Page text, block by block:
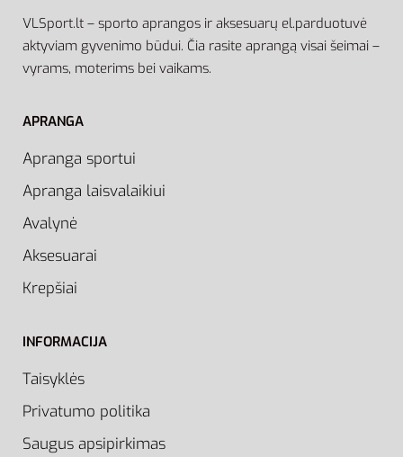
VLSport.lt – sporto aprangos ir aksesuarų el.parduotuvė
aktyviam gyvenimo būdui. Čia rasite aprangą visai šeimai –
vyrams, moterims bei vaikams.
APRANGA
Apranga sportui
Apranga laisvalaikiui
Avalynė
Aksesuarai
Krepšiai
INFORMACIJA
Taisyklės
Privatumo politika
Saugus apsipirkimas